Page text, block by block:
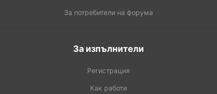
За потребители на форума
За изпълнители
Регистрация
Как работи